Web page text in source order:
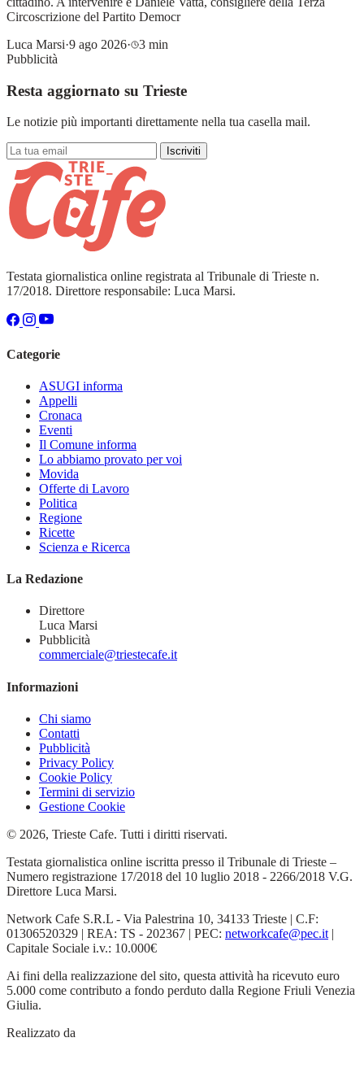
Circoscrizione del Partito Democr
Luca Marsi·9 ago 2026·
3 min
Pubblicità
Resta aggiornato su Trieste
Le notizie più importanti direttamente nella tua casella mail.
Iscriviti
Testata giornalistica online registrata al Tribunale di Trieste n.
17/2018. Direttore responsabile: Luca Marsi.
Categorie
ASUGI informa
Appelli
Cronaca
Eventi
Il Comune informa
Lo abbiamo provato per voi
Movida
Offerte di Lavoro
Politica
Regione
Ricette
Scienza e Ricerca
La Redazione
Direttore
Luca Marsi
Pubblicità
commerciale@triestecafe.it
Informazioni
Chi siamo
Contatti
Pubblicità
Privacy Policy
Cookie Policy
Termini di servizio
Gestione Cookie
© 2026, Trieste Cafe. Tutti i diritti riservati.
Testata giornalistica online iscritta presso il Tribunale di Trieste –
Numero registrazione 17/2018 del 10 luglio 2018 - 2266/2018 V.G.
Direttore Luca Marsi.
Network Cafe S.R.L - Via Palestrina 10, 34133 Trieste | C.F:
01306520329 | REA: TS - 202367 | PEC: networkcafe@pec.it |
Capitale Sociale i.v.: 10.000€
Ai fini della realizzazione del sito, questa attività ha ricevuto euro
5.000 come contributo a fondo perduto dalla Regione Friuli Venezia
Giulia.
Realizzato da